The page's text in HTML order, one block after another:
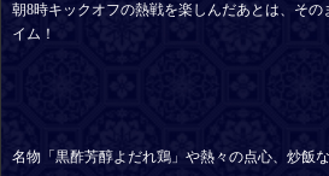
朝8時キックオフの熱戦を楽しんだあとは、そ
イム！
名物「黒酢芳醇よだれ鶏」や熱々の点心、炒飯